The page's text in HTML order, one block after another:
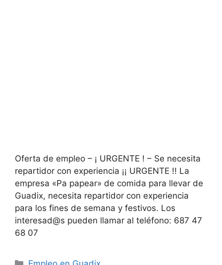
Oferta de empleo – ¡ URGENTE ! – Se necesita
repartidor con experiencia ¡¡ URGENTE !! La
empresa «Pa papear» de comida para llevar de
Guadix, necesita repartidor con experiencia
para los fines de semana y festivos. Los
interesad@s pueden llamar al teléfono: 687 47
68 07
Categorías